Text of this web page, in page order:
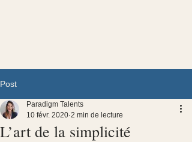
Post
L’art de la simplicité
Paradigm Talents
10 févr. 2020 2 min de lecture